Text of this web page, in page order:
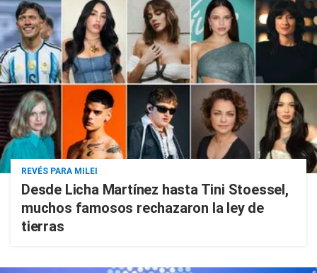
REVÉS PARA MILEI
Desde Licha Martínez hasta Tini Stoessel,
muchos famosos rechazaron la ley de
tierras